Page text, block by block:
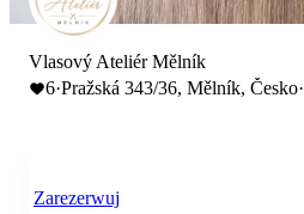
Vlasový Ateliér Mělník
6·Pražská 343/36, Mělník, Česko·
Zarezerwuj